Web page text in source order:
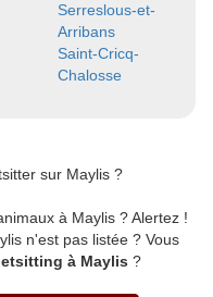
Serreslous-et-
Arribans
Saint-Cricq-
Chalosse
sur Maylis ?
à Maylis ? Alertez !
n'est pas listée ? Vous
à Maylis ?